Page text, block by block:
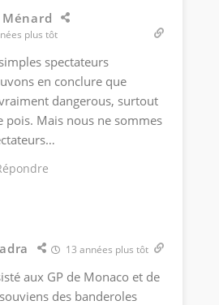
plus tôt
spectateurs
en conclure que
dangerous, surtout
pois. Mais nous ne sommes
13 années plus tôt
aux GP de Monaco et de
des banderoles